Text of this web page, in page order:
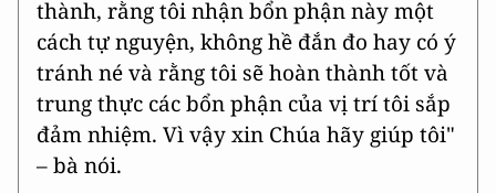
thành, rằng tôi nhận bổn phận này một
cách tự nguyện, không hề đắn đo hay có ý
tránh né và rằng tôi sẽ hoàn thành tốt và
trung thực các bổn phận của vị trí tôi sắp
đảm nhiệm. Vì vậy xin Chúa hãy giúp tôi"
– bà nói.